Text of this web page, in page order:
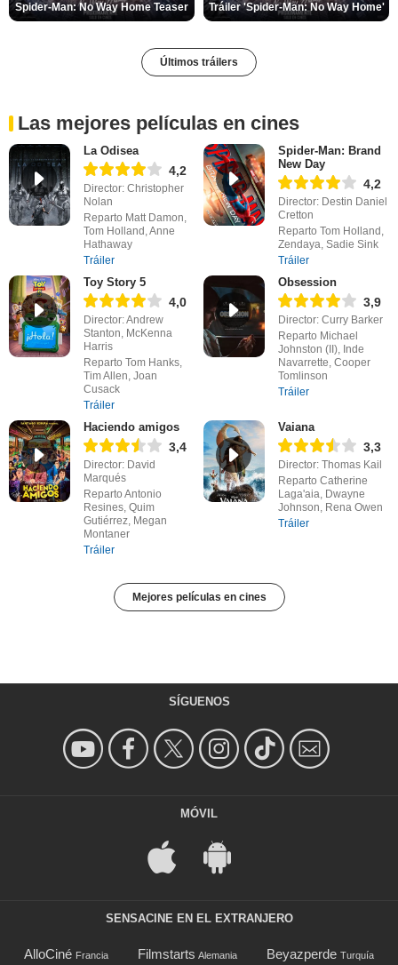
Spider-Man: No Way Home Teaser Tráiler 'Spider-Man: No Way Home'
Últimos tráilers
Las mejores películas en cines
La Odisea
4,2
Director: Christopher
Nolan
Reparto Matt Damon,
Tom Holland, Anne
Hathaway
Tráiler
Spider-Man: Brand
New Day
4,2
Director: Destin Daniel
Cretton
Reparto Tom Holland,
Zendaya, Sadie Sink
Tráiler
Toy Story 5
4,0
Director: Andrew
Stanton, McKenna
Harris
Reparto Tom Hanks,
Tim Allen, Joan
Cusack
Tráiler
Obsession
3,9
Director: Curry Barker
Reparto Michael
Johnston (II), Inde
Navarrette, Cooper
Tomlinson
Tráiler
Haciendo amigos
3,4
Director: David
Marqués
Reparto Antonio
Resines, Quim
Gutiérrez, Megan
Montaner
Tráiler
Vaiana
3,3
Director: Thomas Kail
Reparto Catherine
Laga'aia, Dwayne
Johnson, Rena Owen
Tráiler
Mejores películas en cines
SÍGUENOS
MÓVIL
SENSACINE EN EL EXTRANJERO
AlloCiné Francia Filmstarts Alemania Beyazperde Turquía